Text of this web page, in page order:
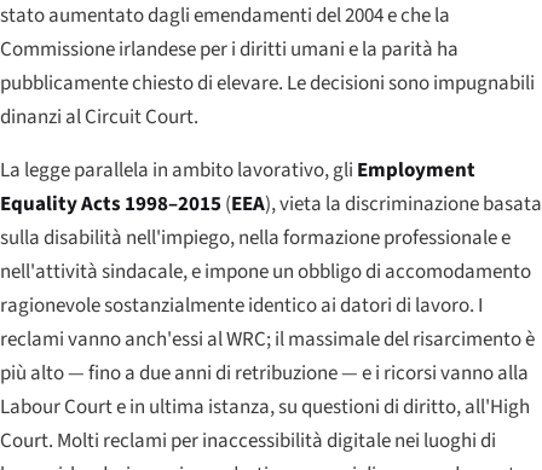
stato aumentato dagli emendamenti del 2004 e che la
Commissione irlandese per i diritti umani e la parità ha
pubblicamente chiesto di elevare. Le decisioni sono impugnabili
dinanzi al Circuit Court.
La legge parallela in ambito lavorativo, gli Employment
Equality Acts 1998–2015(EEA), vieta la discriminazione basata
sulla disabilità nell'impiego, nella formazione professionale e
nell'attività sindacale, e impone un obbligo di accomodamento
ragionevole sostanzialmente identico ai datori di lavoro. I
reclami vanno anch'essi al WRC; il massimale del risarcimento è
più alto — fino a due anni di retribuzione — e i ricorsi vanno alla
Labour Court e in ultima istanza, su questioni di diritto, all'High
Court. Molti reclami per inaccessibilità digitale nei luoghi di